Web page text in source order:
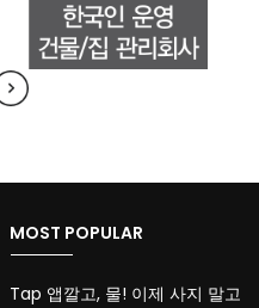
MOST POPULAR
Tap 앱깔고, 물! 이제 사지 말고